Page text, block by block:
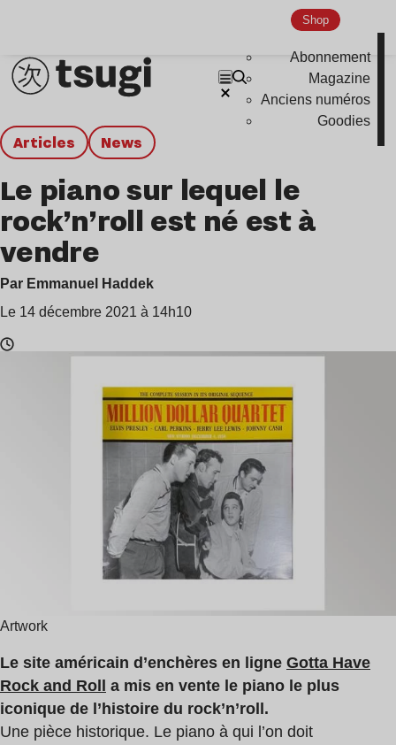
Shop
Abonnement
Magazine
Anciens numéros
Goodies
Articles news
Le piano sur lequel le
rock’n’roll est né est à
vendre
Par Emmanuel Haddek
Le 14 décembre 2021 à 14h10
Artwork
Le site américain d’enchères en ligne Gotta Have
Rock and Roll
a mis en vente le piano le plus
iconique de l’histoire du rock’n’roll.
Une pièce historique. Le piano à qui l’on doit